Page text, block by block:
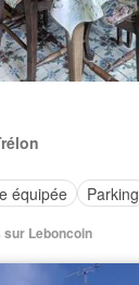
équipée Parking
sur Leboncoin